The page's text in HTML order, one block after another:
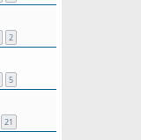
2
5
21